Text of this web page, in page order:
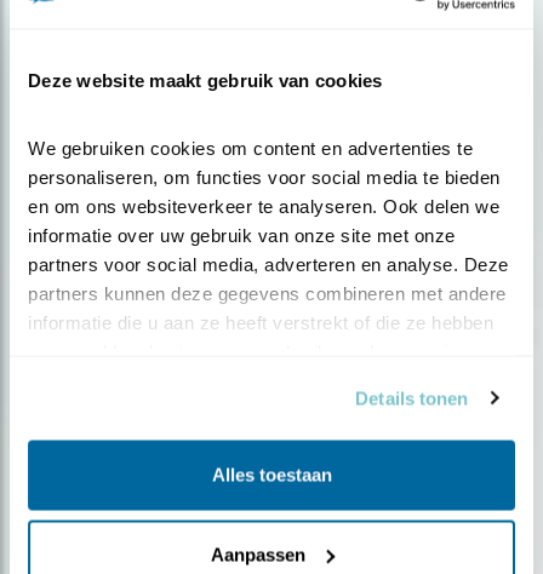
Deze website maakt gebruik van cookies
We gebruiken cookies om content en advertenties te
personaliseren, om functies voor social media te bieden
en om ons websiteverkeer te analyseren. Ook delen we
informatie over uw gebruik van onze site met onze
partners voor social media, adverteren en analyse. Deze
partners kunnen deze gegevens combineren met andere
informatie die u aan ze heeft verstrekt of die ze hebben
Details tonen
Alles toestaan
Aanpassen
over vogels en activiteiten van Vogelbescherming.
Ontvang 5 x Vogels voor € 36,00 per jaar